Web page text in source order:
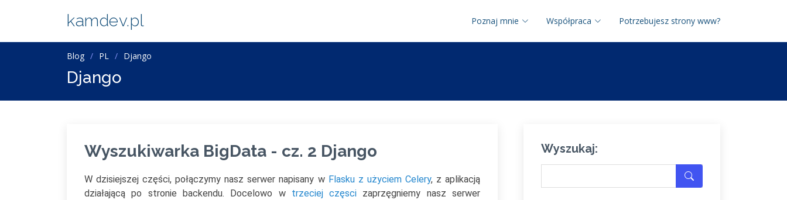
kamdev.pl Poznaj mnie Współpraca Potrzebujesz strony www?
Blog PL Django
Django
Wyszukiwarka BigData - cz. 2 Django
W dzisiejszej części, połączymy nasz serwer napisany w Flasku z użyciem Celery, z aplikacją
działającą po stronie backendu. Docelowo w trzeciej częsci zaprzęgniemy nasz serwer
Wyszukaj: